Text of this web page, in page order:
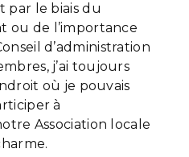
par le biais du
ou de l’importance
d’administration
j’ai toujours
où je pouvais
à
Association locale